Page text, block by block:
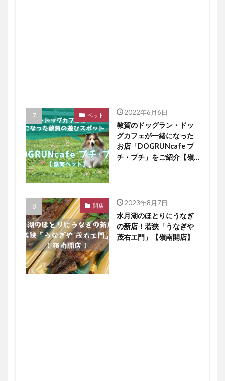
ペット 2022年6月6日
敦賀のドッグラン・ドッ
グカフェが一緒になった
お店「DOGRUNcafe プ
チ・プチ」をご紹介【嶺
開店 2023年8月7日
水月湖のほとりにうなぎ
の新店！若狭「うなぎや
茂右エ門」【嶺南開店】